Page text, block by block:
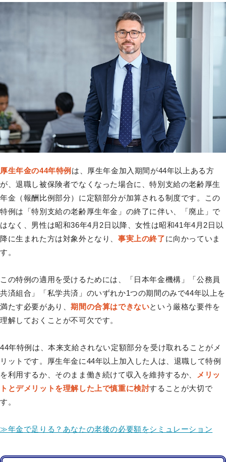
厚生年金の44年特例 は、厚生年金加入期間が44年以上ある方
が、退職し被保険者でなくなった場合に、特別支給の老齢厚生
年金（報酬比例部分）に定額部分が加算される制度です。この
特例は「特別支給の老齢厚生年金」の終了に伴い、「廃止」で
はなく、男性は昭和36年4月2日以降、女性は昭和41年4月2日以
降に生まれた方は対象外となり、 事実上の終了に向かっていま
す。
この特例の適用を受けるためには、「日本年金機構」「公務員
共済組合」「私学共済」のいずれか1つの期間のみで44年以上を
満たす必要があり、期間の合算はできないという厳格な要件を
理解しておくことが不可欠です。
44年特例は、本来支給されない定額部分を受け取れることがメ
リットです。厚生年金に44年以上加入した人は、退職して特例
を利用するか、そのまま働き続けて収入を維持するか、
メリッ
トとデメリットを理解した上で慎重に検討することが大切で
す。
≫年金で足りる？あなたの老後の必要額をシミュレーション